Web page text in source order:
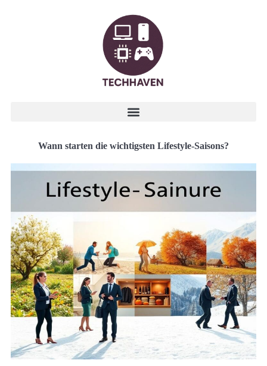
Wann starten die wichtigsten Lifestyle-Saisons?